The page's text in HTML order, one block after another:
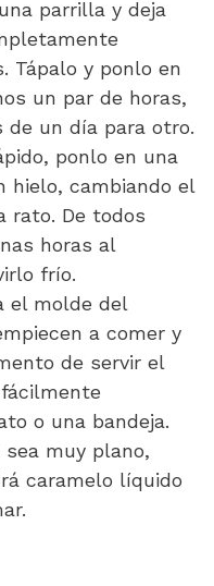
parrilla y deja
Tápalo y ponlo en
un par de horas,
de un día para otro.
ponlo en una
hielo, cambiando el
rato. De todos
horas al
frío.
el molde del
a comer y
de servir el
o una bandeja.
muy plano,
caramelo líquido